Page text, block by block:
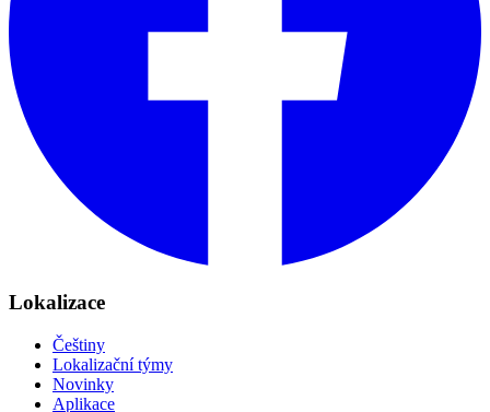
Lokalizace
Češtiny
Lokalizační týmy
Novinky
Aplikace